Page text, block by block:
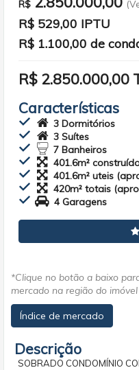
R$
R$ 529,00 IPTU
R$1.100,00 de
R$ 2.850.000,00
Características
3 Dormitórios
3 Suítes
7 Banheiros
401.6m²
401.6m² uteis
420m² totais
4 Garagens
*Clique no botão a baixo
mercado na região do imóvel
Índice de mercado
Descrição
SOBRADO CONDOMÍNIO